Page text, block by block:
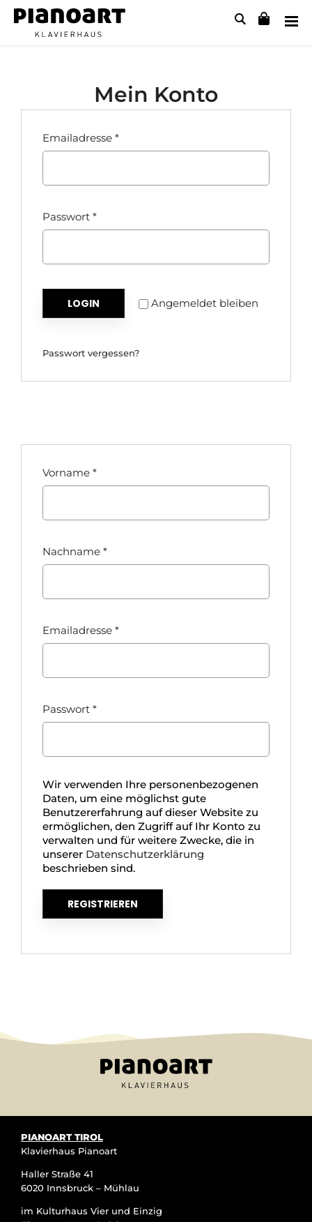
Mein Konto
Emailadresse *
Passwort *
LOGIN Angemeldet bleiben
Passwort vergessen?
Vorname *
Nachname *
Emailadresse *
Passwort *
Wir verwenden Ihre personenbezogenen
Daten, um eine möglichst gute
Benutzererfahrung auf dieser Website zu
ermöglichen, den Zugriff auf Ihr Konto zu
verwalten und für weitere Zwecke, die in
unserer Datenschutzerklärung
beschrieben sind.
REGISTRIEREN
PIANOART TIROL
Klavierhaus Pianoart
Haller Straße 41
6020 Innsbruck – Mühlau
im Kulturhaus Vier und Einzig